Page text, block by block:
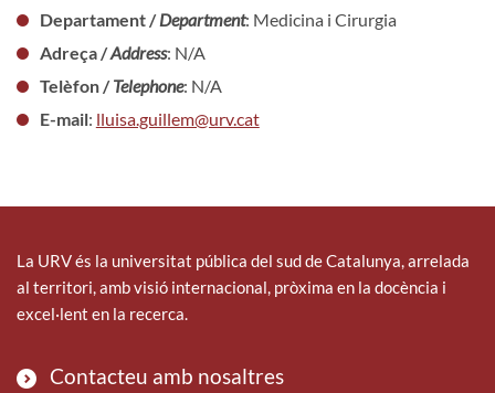
Departament /Department: Medicina i Cirurgia
Adreça /Address: N/A
Telèfon /Telephone: N/A
E-mail: lluisa.guillem@urv.cat
La URV és la universitat pública del sud de Catalunya, arrelada
al territori, amb visió internacional, pròxima en la docència i
excel·lent en la recerca.
Contacteu amb nosaltres